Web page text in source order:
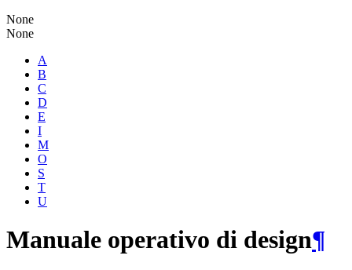
None
None
A
B
C
D
E
I
M
O
S
T
U
Manuale operativo di design¶